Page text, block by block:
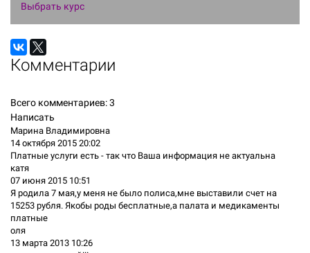
Выбрать курс
Комментарии
Всего комментариев:3
Написать
Марина Владимировна
14 октября 2015 20:02
Платные услуги есть - так что Ваша информация не актуальна
катя
07 июня 2015 10:51
Я родила 7 мая,у меня не было полиса,мне выставили счет на
15253 рубля. Якобы роды бесплатные,а палата и медикаменты
платные
оля
13 марта 2013 10:26